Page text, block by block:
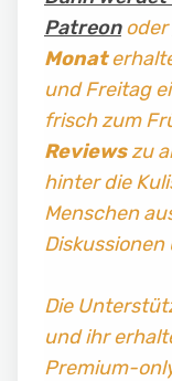
Patreonoder
Monat
und Freitag
frisch zum
Reviewszu
hinter die
Menschen
Die
und ihr
Premium-